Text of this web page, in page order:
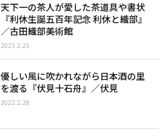
天下一の茶人が愛した茶道具や書状
『利休生誕五百年記念 利休と織部』
／古田織部美術館
2023.2.25
優しい風に吹かれながら日本酒の里
を渡る『伏見十石舟』／伏見
2022.2.28